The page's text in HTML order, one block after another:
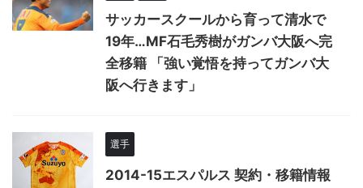
サッカースクールから育って清水で
19年…MF石毛秀樹がガンバ大阪へ完
全移籍 「強い覚悟を持ってガンバ大
阪へ行きます」
選手
2014-15エスパルス 契約・移籍情報